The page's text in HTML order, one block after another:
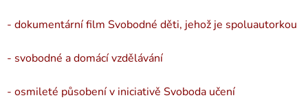
- dokumentární film Svobodné děti, jehož je spoluautorkou
- svobodné a domácí vzdělávání
- osmileté působení v iniciativě Svoboda učení